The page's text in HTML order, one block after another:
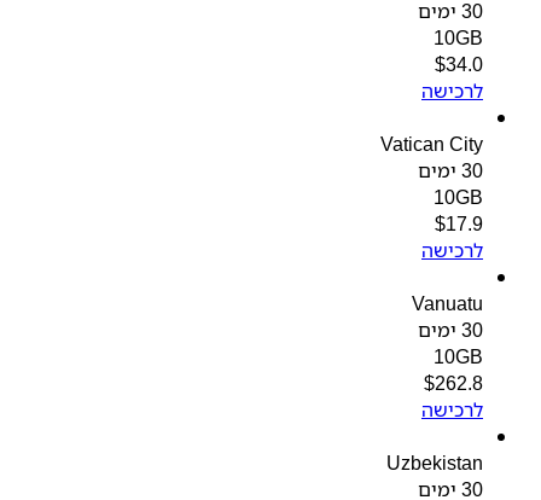
10GB
$34.0
לרכישה
Vatican City
10GB
$17.9
לרכישה
Vanuatu
10GB
$262.8
לרכישה
Uzbekistan